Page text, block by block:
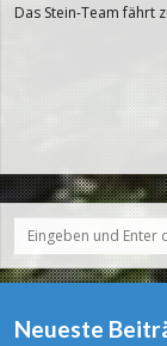
Das Stein-Team fährt
Neueste